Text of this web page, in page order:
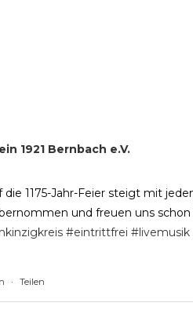
1921 Bernbach e.V.
die 1175-Jahr-Feier steigt mit
und freuen uns
#eintrittfrei #livemusik
· Teilen